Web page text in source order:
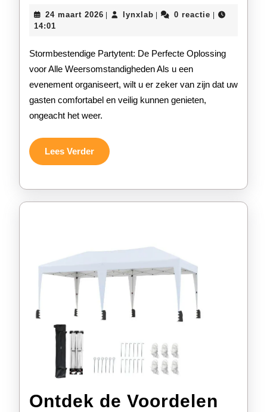
Evenement
met
een
Robuuste
Stormbestendige
24 maart 2026 24
lynxlablynxlab0 reactie
14:01
Stormbestendige Partytent: De Perfecte Oplossing
voor Alle Weersomstandigheden Als u een
evenement organiseert, wilt u er zeker van zijn dat uw
gasten comfortabel en veilig kunnen genieten,
ongeacht het weer.
Lees VerderLees
Verder
Ontdek de Voordelen